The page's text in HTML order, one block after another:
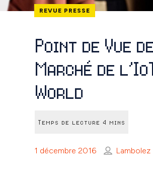
REVUE PRESSE
Point de Vue
Marché de
World
1 décembre 2016 Lambolez